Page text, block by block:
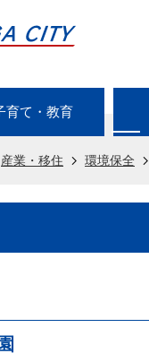
育て・教育
産業・移住 環境保全